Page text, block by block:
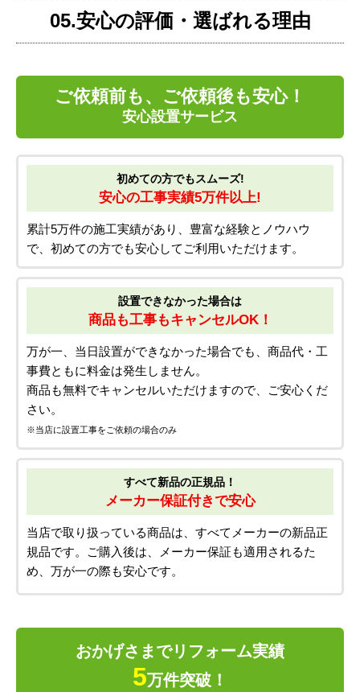
05.安心の評価・選ばれる理由
ご依頼前も、ご依頼後も安心！
安心設置サービス
初めての方でもスムーズ!
安心の工事実績5万件以上!
累計5万件の施工実績があり、豊富な経験とノウハウ
で、初めての方でも安心してご利用いただけます。
設置できなかった場合は
商品も工事もキャンセルOK！
万が一、当日設置ができなかった場合でも、商品代・工
事費ともに料金は発生しません。
商品も無料でキャンセルいただけますので、ご安心くだ
さい。
※当店に設置工事をご依頼の場合のみ
すべて新品の正規品！
メーカー保証付きで安心
当店で取り扱っている商品は、すべてメーカーの新品正
規品です。ご購入後は、メーカー保証も適用されるた
め、万が一の際も安心です。
おかげさまでリフォーム実績
5万件突破！